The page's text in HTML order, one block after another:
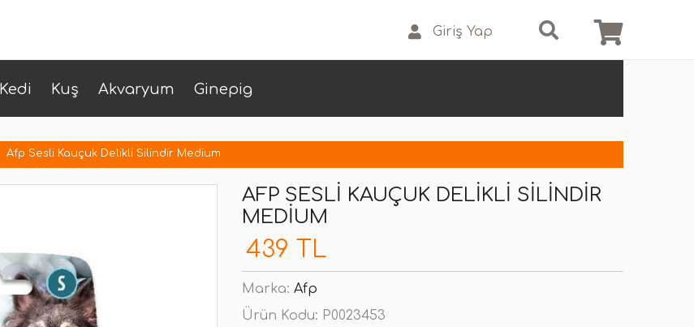
Giriş Yap
Kedi Kuş Akvaryum Ginepig
Afp Sesli Kauçuk Delikli Silindir Medium
AFP SESLI KAUÇUK DELIKLI SILINDIR
MEDIUM
439 TL
Marka: Afp
Ürün Kodu: P0023453